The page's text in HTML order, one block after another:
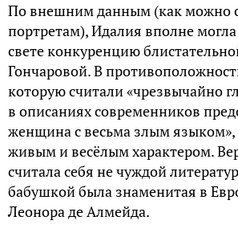
По внешним данным (как можно
портретам), Идалия вполне могла
свете конкуренцию
Гончаровой. В
которую считали «чрезвычайно
в описаниях современников
женщина с весьма злым языком»,
живым и весёлым характером.
считала себя не чуждой
бабушкой была знаменитая в
Леонора де Алмейда.